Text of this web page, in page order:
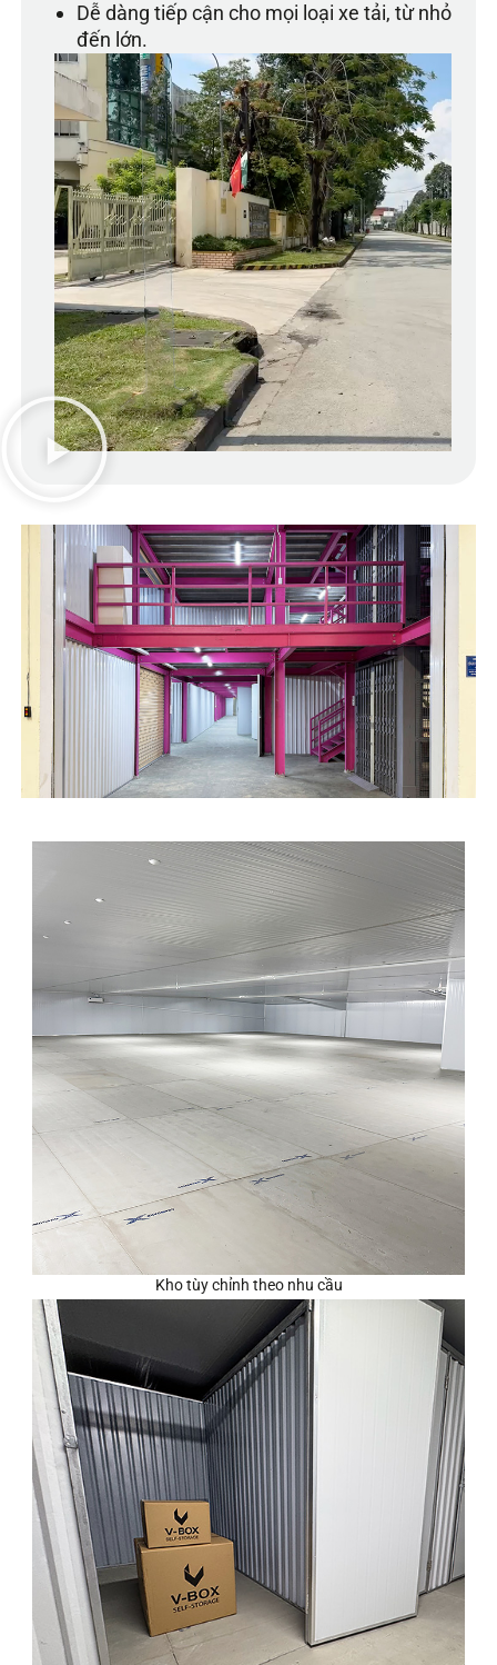
Dễ dàng tiếp cận cho mọi loại xe tải, từ nhỏ
đến lớn.
Kho tùy chỉnh theo nhu cầu